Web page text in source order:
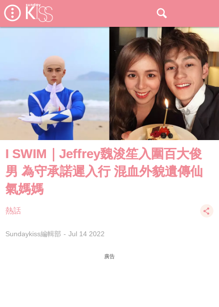
I SWIM｜Jeffrey魏浚笙入圍百大俊
男 為守承諾遲入行 混血外貌遺傳仙
氣媽媽
熱話
Sundaykiss編輯部 Jul 14 2022
廣告